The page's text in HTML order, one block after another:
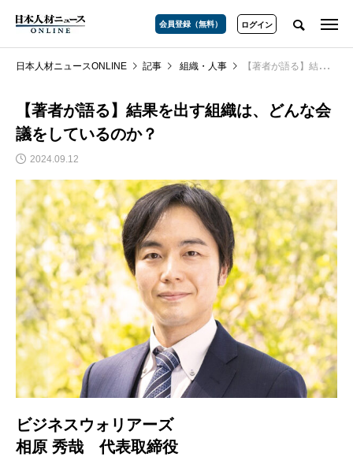
会員登録（無料） ログイン
日本人材ニュースONLINE 記事 組織・人事 【著者が語る】結果を出す組織は、どんな会議をしているのか？
【著者が語る】結果を出す組織は、どんな会
議をしているのか？
2024.09.12
ビジネスウォリアーズ
相原 秀哉 代表取締役